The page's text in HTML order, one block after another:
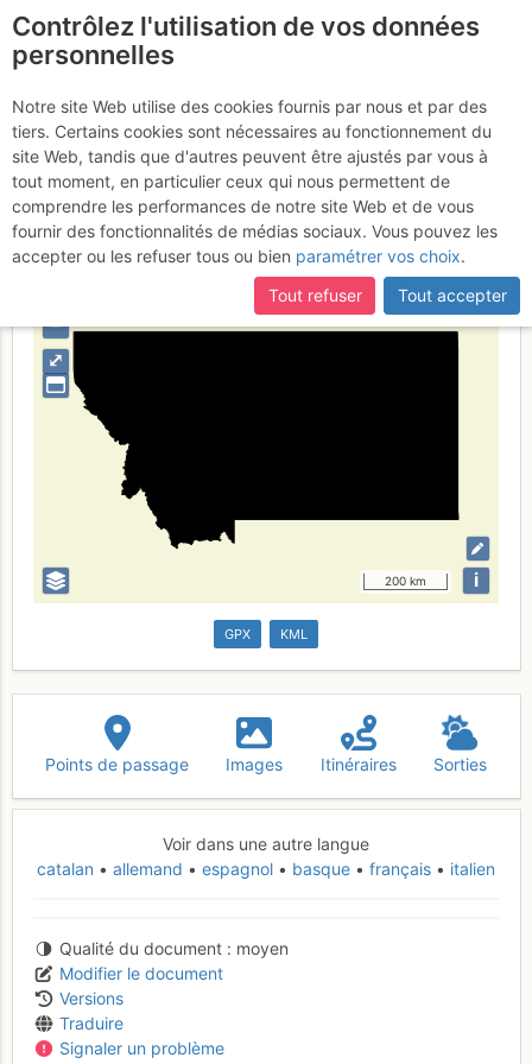
certaines pages ne sont plus accessibles, manquantes ou
incomplètes, déconnectez-vous puis reconnectez-vous à votre
compte sur le site.
Montana
Type de région limite administrative
⤢
–
200 km i
GPX KML
Points de passage Images Itinéraires Sorties
Voir dans une autre langue
catalan
allemand espagnol basque français italien
Qualité du document
moyen
Modifier le document
Versions
Traduire
Signaler un problème
Contrôlez l'utilisation de vos données
personnelles
Notre site Web utilise des cookies fournis par nous et par des
tiers. Certains cookies sont nécessaires au fonctionnement du
site Web, tandis que d'autres peuvent être ajustés par vous à
tout moment, en particulier ceux qui nous permettent de
comprendre les performances de notre site Web et de vous
fournir des fonctionnalités de médias sociaux. Vous pouvez les
accepter ou les refuser tous ou bien paramétrer vos choix.
Tout refuser
Tout accepter